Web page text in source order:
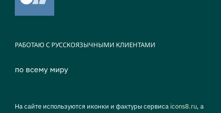
РАБОТАЮ С РУССКОЯЗЫЧНЫМИ КЛИЕНТАМИ
по всему миру
На сайте используются иконки и фактуры сервиса icons8.ru, а